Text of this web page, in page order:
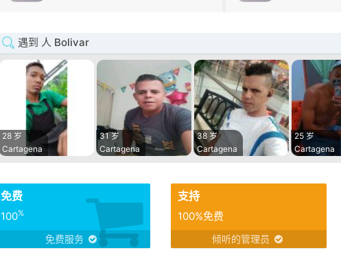
遇到 人 Bolivar
28 岁
Cartagena
31 岁
Cartagena
38 岁
Cartagena
25 岁
Cartagena
免费
100%
免费服务
支持
100%免费
倾听的管理员